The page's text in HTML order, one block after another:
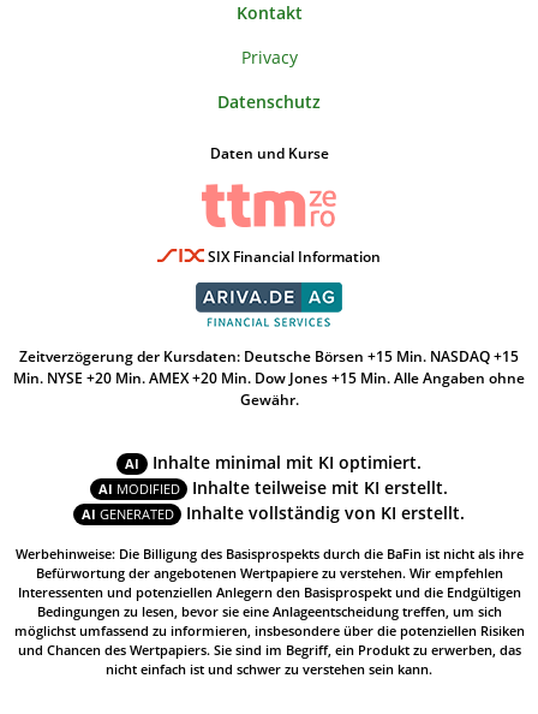
Kontakt
Privacy
Datenschutz
Daten und Kurse
SIX Financial Information
Zeitverzögerung der Kursdaten: Deutsche Börsen +15 Min. NASDAQ +15
Min. NYSE +20 Min. AMEX +20 Min. Dow Jones +15 Min. Alle Angaben ohne
Gewähr.
AI Inhalte minimal mit KI optimiert.
AI MODIFIED Inhalte teilweise mit KI erstellt.
AI GENERATED Inhalte vollständig von KI erstellt.
Werbehinweise: Die Billigung des Basisprospekts durch die BaFin ist nicht als ihre
Befürwortung der angebotenen Wertpapiere zu verstehen. Wir empfehlen
Interessenten und potenziellen Anlegern den Basisprospekt und die Endgültigen
Bedingungen zu lesen, bevor sie eine Anlageentscheidung treffen, um sich
möglichst umfassend zu informieren, insbesondere über die potenziellen Risiken
und Chancen des Wertpapiers. Sie sind im Begriff, ein Produkt zu erwerben, das
nicht einfach ist und schwer zu verstehen sein kann.